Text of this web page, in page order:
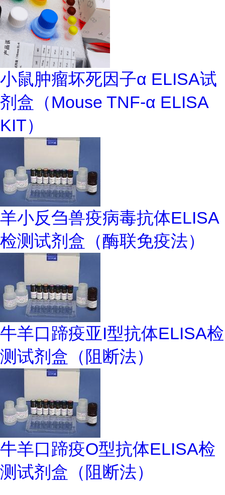
小鼠肿瘤坏死因子α ELISA试
剂盒（Mouse TNF-α ELISA
KIT）
羊小反刍兽疫病毒抗体ELISA
检测试剂盒（酶联免疫法）
牛羊口蹄疫亚I型抗体ELISA检
测试剂盒（阻断法）
牛羊口蹄疫O型抗体ELISA检
测试剂盒（阻断法）